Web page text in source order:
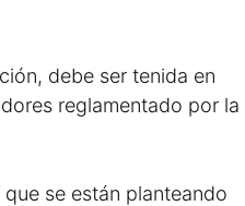
debe ser tenida en
reglamentado por la
se están planteando